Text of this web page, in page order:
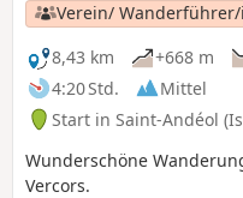
Verein/
8,43 km
+668 m
4:20 Std.
Mittel
Start in Saint-Andéol
Wunderschöne
Vercors.